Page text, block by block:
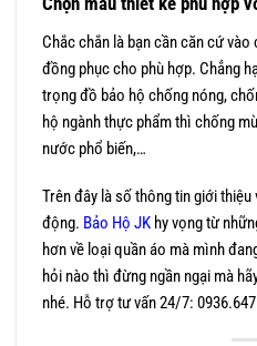
Chắc chắn là bạn cần căn cứ
đồng phục cho phù hợp. Chẳng
trọng đồ bảo hộ chống nóng,
hộ ngành thực phẩm thì chống
nước phổ biến,…
Trên đây là số thông tin giới thiệu
động. Bảo Hộ JK hy vọng từ
hơn về loại quần áo mà mình
hỏi nào thì đừng ngần ngại mà
nhé. Hỗ trợ tư vấn 24/7: